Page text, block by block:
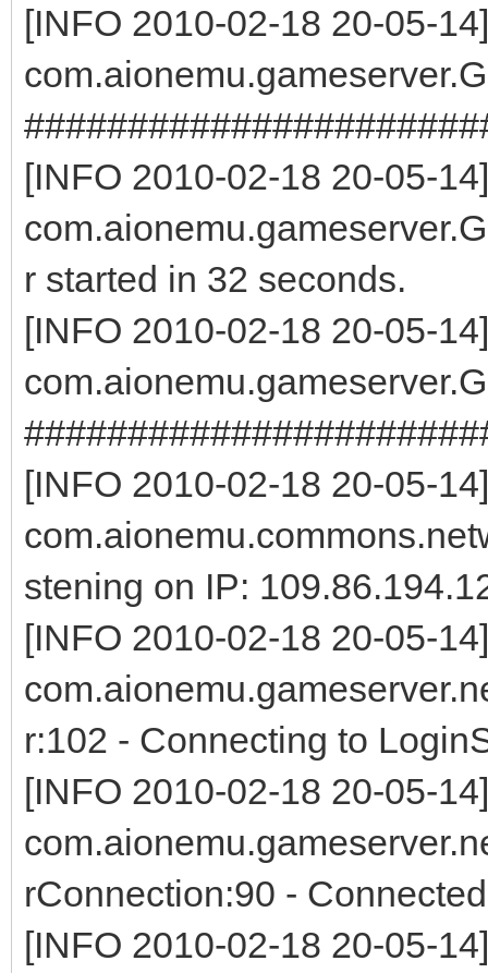
[INFO 2010-02-18 20-05-14]
[INFO 2010-02-18 20-05-14]
r started in 32 seconds.
[INFO 2010-02-18 20-05-14]
[INFO 2010-02-18 20-05-14]
stening on IP:
[INFO 2010-02-18 20-05-14]
r:102 - Connecting to
[INFO 2010-02-18 20-05-14]
rConnection:90 -
[INFO 2010-02-18 20-05-14]